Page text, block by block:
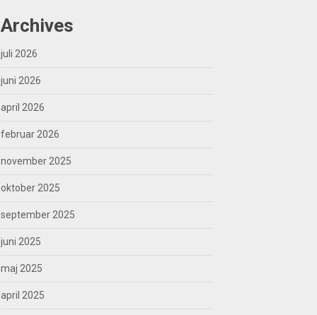
Archives
juli 2026
juni 2026
april 2026
februar 2026
november 2025
oktober 2025
september 2025
juni 2025
maj 2025
april 2025